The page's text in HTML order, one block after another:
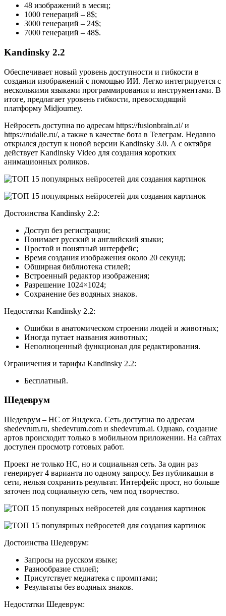
48 изображений в месяц;
1000 генераций – 8$;
3000 генераций – 24$;
7000 генераций – 48$.
Kandinsky 2.2
Обеспечивает новый уровень доступности и гибкости в
создании изображений с помощью ИИ. Легко интегрируется с
несколькими языками программирования и инструментами. В
итоге, предлагает уровень гибкости, превосходящий
платформу Midjourney.
Нейросеть доступна по адресам https://fusionbrain.ai/ и
https://rudalle.ru/, а также в качестве бота в Телеграм. Недавно
открылся доступ к новой версии Kandinsky 3.0. А с октября
действует Kandinsky Video для создания коротких
анимационных роликов.
Достоинства Kandinsky 2.2:
Доступ без регистрации;
Понимает русский и английский языки;
Простой и понятный интерфейс;
Время создания изображения около 20 секунд;
Обширная библиотека стилей;
Встроенный редактор изображения;
Разрешение 1024×1024;
Сохранение без водяных знаков.
Недостатки Kandinsky 2.2:
Ошибки в анатомическом строении людей и животных;
Иногда путает названия животных;
Неполноценный функционал для редактирования.
Ограничения и тарифы Kandinsky 2.2:
Бесплатный.
Шедеврум
Шедеврум – НС от Яндекса. Сеть доступна по адресам
shedevrum.ru, shedevrum.com и shedevrum.ai. Однако, создание
артов происходит только в мобильном приложении. На сайтах
доступен просмотр готовых работ.
Проект не только НС, но и социальная сеть. За один раз
генерирует 4 варианта по одному запросу. Без публикации в
сети, нельзя сохранить результат. Интерфейс прост, но больше
заточен под социальную сеть, чем под творчество.
Достоинства Шедеврум:
Запросы на русском языке;
Разнообразие стилей;
Присутствует медиатека с промптами;
Результаты без водяных знаков.
Недостатки Шедеврум: